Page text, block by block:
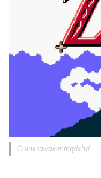
© linksawakeningdxhd